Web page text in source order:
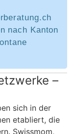
nach Kanton
–
sich in der
etabliert, die
Swissmom,